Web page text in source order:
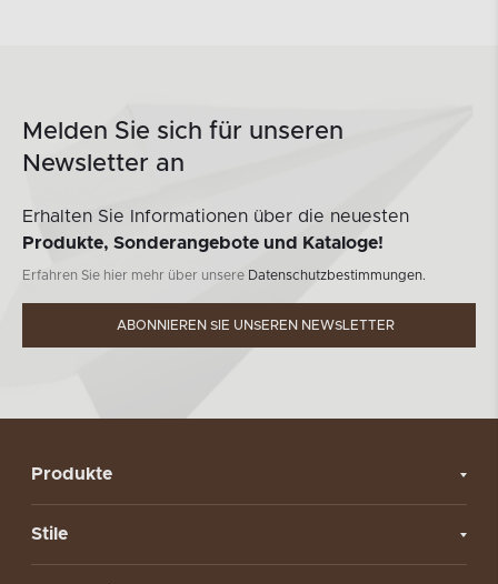
Melden Sie sich für unseren
Newsletter an
Erhalten Sie Informationen über die neuesten
Produkte, Sonderangebote und Kataloge!
Erfahren Sie hier mehr über unsere Datenschutzbestimmungen.
ABONNIEREN SIE UNSEREN NEWSLETTER
Produkte
Stile